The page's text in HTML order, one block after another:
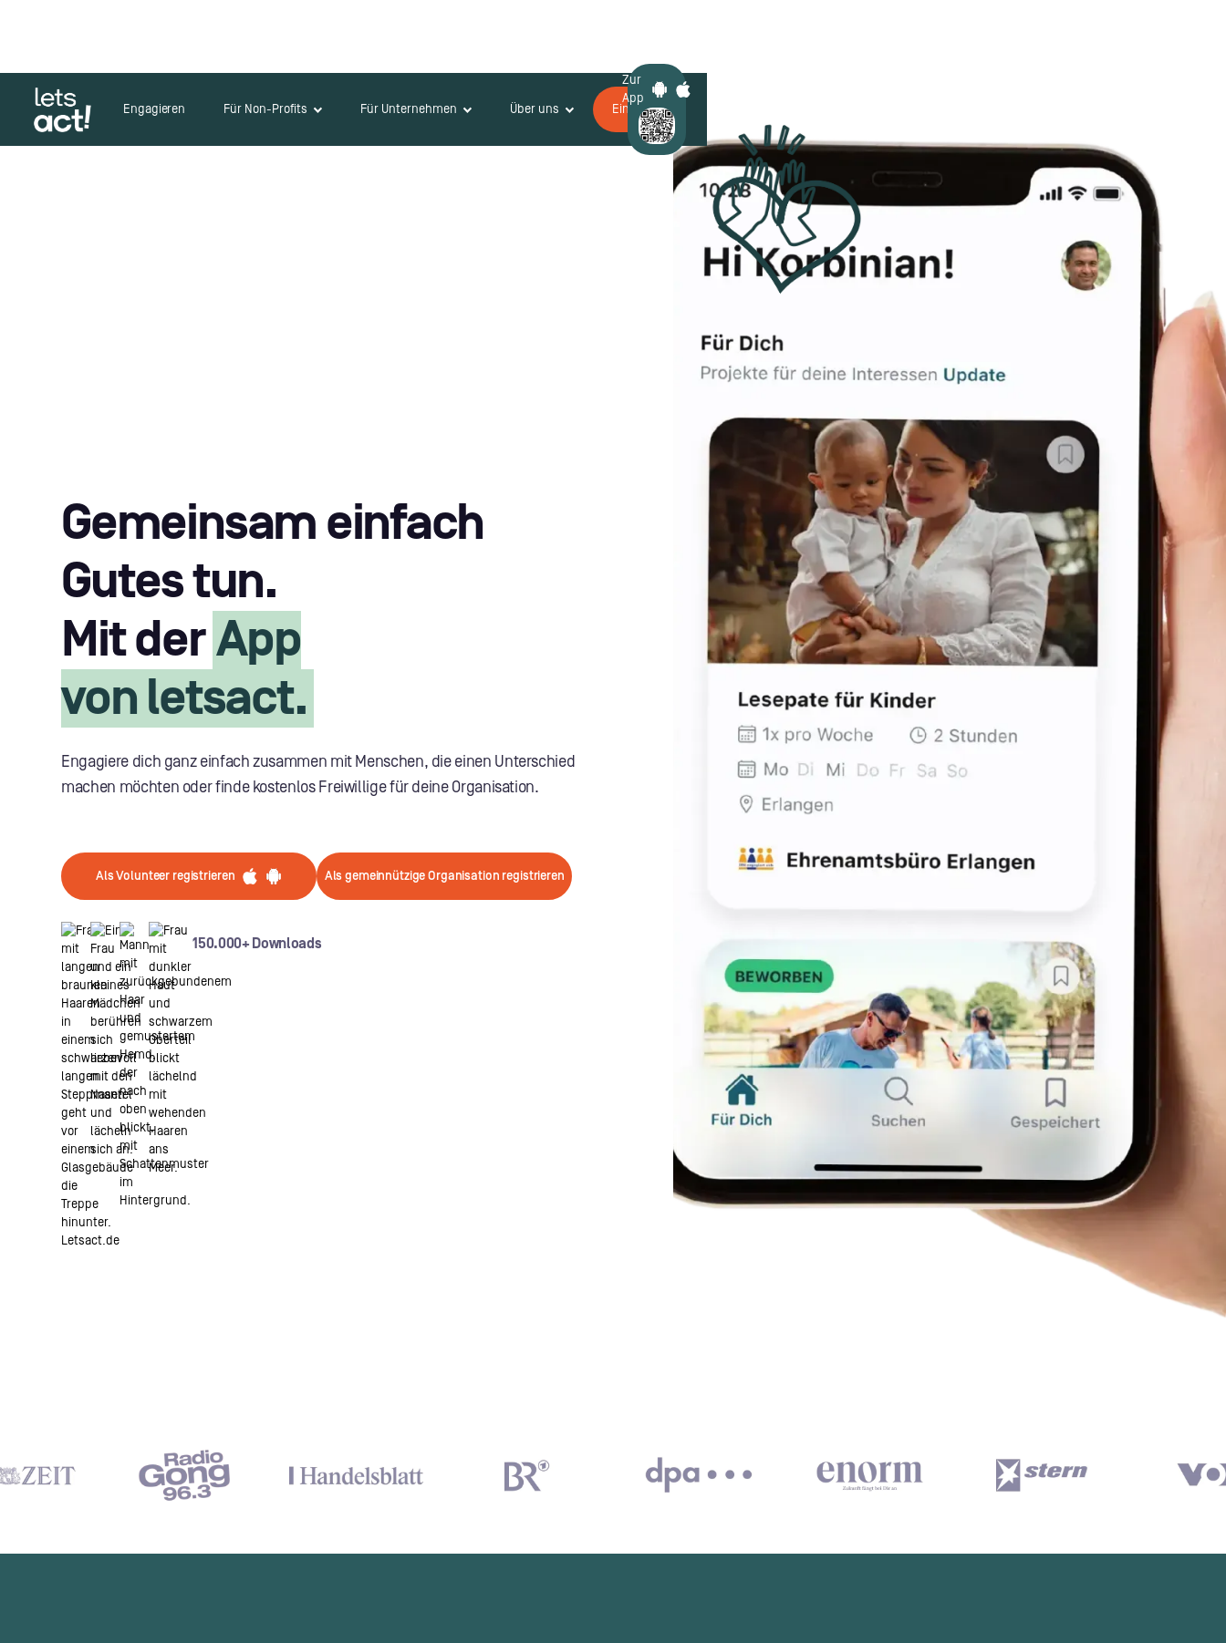
Engagieren Für Non-Profits Für Unternehmen Über uns Einloggen
Zur
App
Gemeinsam einfach
Gutes tun.
Mit derApp
von letsact.
Engagiere dich ganz einfach zusammen mit Menschen, die einen Unterschied
machen möchten oder finde kostenlos Freiwillige für deine Organisation.
Als Volunteer registrieren Als gemeinnützige Organisation registrieren
150.000+ Downloads